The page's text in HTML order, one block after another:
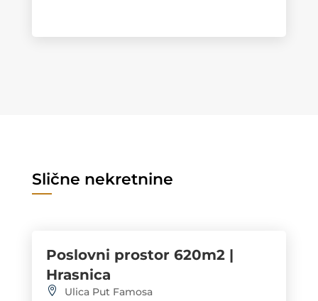
Slične nekretnine
Poslovni prostor 620m2 |
Hrasnica
Ulica Put Famosa